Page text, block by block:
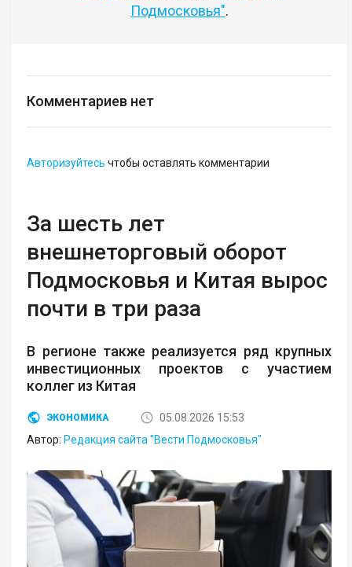
Подмосковья".
Комментариев нет
Авторизуйтесь чтобы оставлять комментарии
За шесть лет
внешнеторговый оборот
Подмосковья и Китая вырос
почти в три раза
В регионе также реализуется ряд крупных
инвестиционных проектов с участием
коллег из Китая
ЭКОНОМИКА
05.08.2026 15:53
Автор: Редакция сайта "Вести Подмосковья"